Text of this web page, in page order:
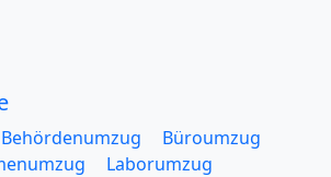
Behördenumzug
Büroumzug
Laborumzug